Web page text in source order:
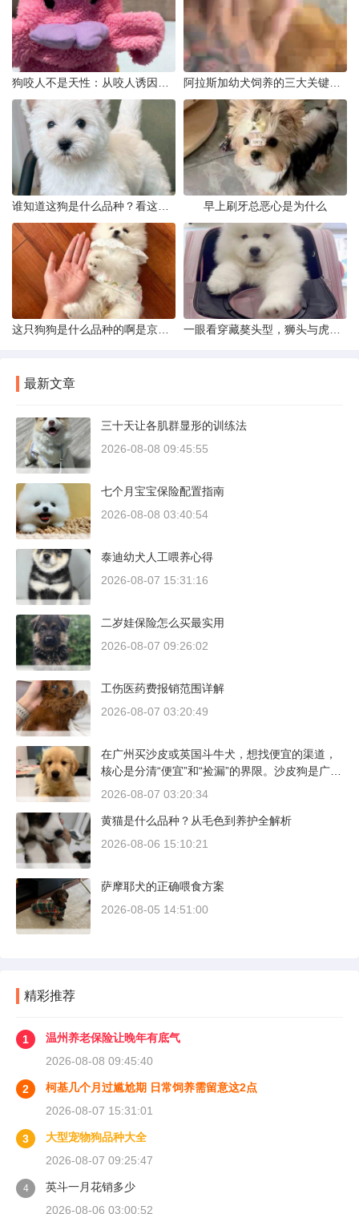
早上刷牙总恶心是为什么
最新文章
三十天让各肌群显形的训练法
2026-08-08 09:45:55
七个月宝宝保险配置指南
2026-08-08 03:40:54
泰迪幼犬人工喂养心得
2026-08-07 15:31:16
二岁娃保险怎么买最实用
2026-08-07 09:26:02
工伤医药费报销范围详解
2026-08-07 03:20:49
在广州买沙皮或英国斗牛犬，想找便宜的渠道，
核心是分清“便宜”和“捡漏”的界限。沙皮狗是广东
本地犬种，价格比北方城市有优势；英国斗牛犬
方和真实价格区间。
2026-08-07 03:20:34
黄猫是什么品种？从毛色到养护全解析
2026-08-06 15:10:21
萨摩耶犬的正确喂食方案
2026-08-05 14:51:00
精彩推荐
1
温州养老保险让晚年有底气
2026-08-08 09:45:40
2
柯基几个月过尴尬期 日常饲养需留意这2点
2026-08-07 15:31:01
3
大型宠物狗品种大全
2026-08-07 09:25:47
4
英斗一月花销多少
2026-08-06 03:00:52